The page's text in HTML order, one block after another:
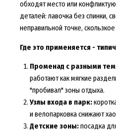
обходят место или
деталей: лавочка без спинки,
неправильной точке,
Где это применяется -
Променад с разными
работают как мягкие
"пробивал" зоны отдыха.
Узлы входа в парк:
и велопарковка снижают
Детские зоны:посадка